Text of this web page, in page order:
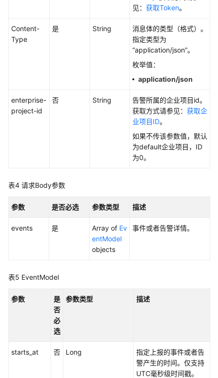
更
多
户
指
域）
指
坡
（吉
见： 获取Token。
Content-
Type
是 String
消息体的类型（格式）。
指定类型为
“application/json”。
枚举值：
application/json
enterprise-
project-id
否 String
告警所属的企业项目id。
获取方式请参见： 获取企
业项目ID。
如果不传该参数值，默认
为default企业项目，ID
为0。
表4 请求Body参数
参数 是否必选 参数类型 描述
events 是 Array of Ev
entModel
objects
事件或者告警详情。
表5 EventModel
参数
是
否
必
选
参数类型 描述
starts_at 否 Long
指定上报的事件或者告
警产生的时间。仅支持
UTC毫秒级时间戳。